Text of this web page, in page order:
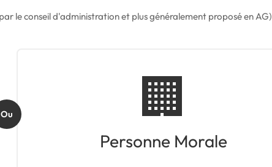
le conseil d'administration et plus généralement proposé en AG)
Ou 🏢
Personne Morale